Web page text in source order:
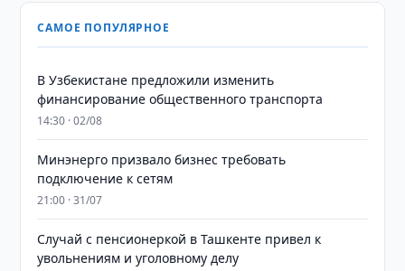
САМОЕ ПОПУЛЯРНОЕ
В Узбекистане предложили изменить
финансирование общественного транспорта
14:30 · 02/08
Минэнерго призвало бизнес требовать
подключение к сетям
21:00 · 31/07
Случай с пенсионеркой в Ташкенте привел к
увольнениям и уголовному делу